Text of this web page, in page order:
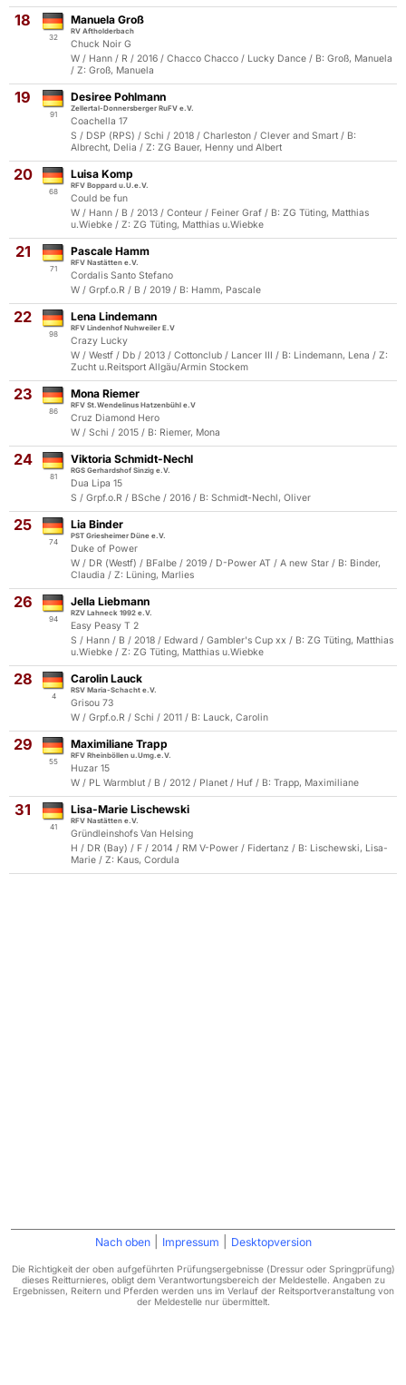
18
32
Manuela Groß
RV Aftholderbach
Chuck Noir G
W / Hann / R / 2016 / Chacco Chacco / Lucky Dance / B: Groß, Manuela
/ Z: Groß, Manuela
19
91
Desiree Pohlmann
Zellertal-Donnersberger RuFV e.V.
Coachella 17
S / DSP (RPS) / Schi / 2018 / Charleston / Clever and Smart / B:
Albrecht, Delia / Z: ZG Bauer, Henny und Albert
20
68
Luisa Komp
RFV Boppard u.U.e.V.
Could be fun
W / Hann / B / 2013 / Conteur / Feiner Graf / B: ZG Tüting, Matthias
u.Wiebke / Z: ZG Tüting, Matthias u.Wiebke
21
71
Pascale Hamm
RFV Nastätten e.V.
Cordalis Santo Stefano
W / Grpf.o.R / B / 2019 / B: Hamm, Pascale
22
98
Lena Lindemann
RFV Lindenhof Nuhweiler E.V
Crazy Lucky
W / Westf / Db / 2013 / Cottonclub / Lancer III / B: Lindemann, Lena / Z:
Zucht u.Reitsport Allgäu/Armin Stockem
23
86
Mona Riemer
RFV St.Wendelinus Hatzenbühl e.V
Cruz Diamond Hero
W / Schi / 2015 / B: Riemer, Mona
24
81
Viktoria Schmidt-Nechl
RGS Gerhardshof Sinzig e.V.
Dua Lipa 15
S / Grpf.o.R / BSche / 2016 / B: Schmidt-Nechl, Oliver
25
74
Lia Binder
PST Griesheimer Düne e.V.
Duke of Power
W / DR (Westf) / BFalbe / 2019 / D-Power AT / A new Star / B: Binder,
Claudia / Z: Lüning, Marlies
26
94
Jella Liebmann
RZV Lahneck 1992 e.V.
Easy Peasy T 2
S / Hann / B / 2018 / Edward / Gambler's Cup xx / B: ZG Tüting, Matthias
u.Wiebke / Z: ZG Tüting, Matthias u.Wiebke
28
4
Carolin Lauck
RSV Maria-Schacht e.V.
Grisou 73
W / Grpf.o.R / Schi / 2011 / B: Lauck, Carolin
29
55
Maximiliane Trapp
RFV Rheinböllen u.Umg.e.V.
Huzar 15
W / PL Warmblut / B / 2012 / Planet / Huf / B: Trapp, Maximiliane
31
41
Lisa-Marie Lischewski
RFV Nastätten e.V.
Gründleinshofs Van Helsing
H / DR (Bay) / F / 2014 / RM V-Power / Fidertanz / B: Lischewski, Lisa-
Marie / Z: Kaus, Cordula
Nach oben Impressum Desktopversion
Die Richtigkeit der oben aufgeführten Prüfungsergebnisse (Dressur oder Springprüfung)
dieses Reitturnieres, obligt dem Verantwortungsbereich der Meldestelle. Angaben zu
Ergebnissen, Reitern und Pferden werden uns im Verlauf der Reitsportveranstaltung von
der Meldestelle nur übermittelt.